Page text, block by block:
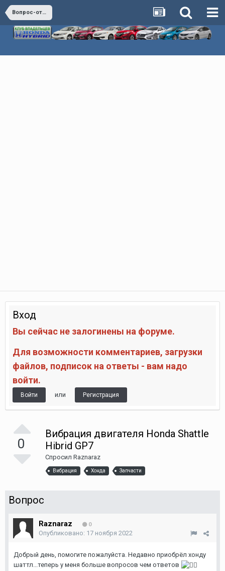
Вопрос-ответ (коллективный разум)
Вход
Вы сейчас не залогинены на форуме.
Для возможности комментариев, загрузки
файлов, подписок на ответы - вам надо
войти.
Войти или Регистрация
0
Вибрация двигателя Honda Shattle
Hibrid GP7
Спросил Raznaraz
Вибрация Хонда Запчасти
Вопрос
Raznaraz 0
Опубликовано: 17 ноября 2022
Добрый день, помогите пожалуйста. Недавно приобрёл хонду
шаттл...теперь у меня больше вопросов чем ответов